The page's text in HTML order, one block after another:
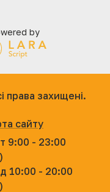
by
права захищені.
сайту
9:00 - 23:00
10:00 - 20:00